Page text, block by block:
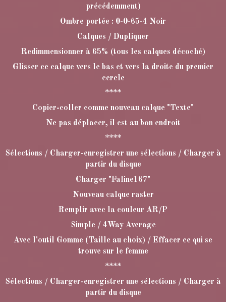
précédemment)
Ombre portée : 0-0-65-4 Noir
Calques / Dupliquer
Redimmensionner à 65% (tous les calques décoché)
Glisser ce calque vers le bas et vers la droite du premier
cercle
****
Copier-coller comme nouveau calque "Texte"
Ne pas déplacer, il est au bon endroit
****
Sélections / Charger-enregistrer une sélections / Charger à
partir du disque
Charger "Faline167"
Nouveau calque raster
Remplir avec la couleur AR/P
Simple / 4Way Average
Avec l'outil Gomme (Taille au choix) / Effacer ce qui se
trouve sur le femme
****
Sélections / Charger-enregistrer une sélections / Charger à
partir du disque